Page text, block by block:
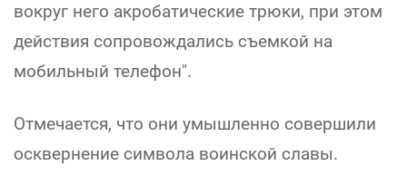
вокруг него акробатические трюки, при этом
действия сопровождались съемкой на
мобильный телефон".
Отмечается, что они умышленно совершили
осквернение символа воинской славы.